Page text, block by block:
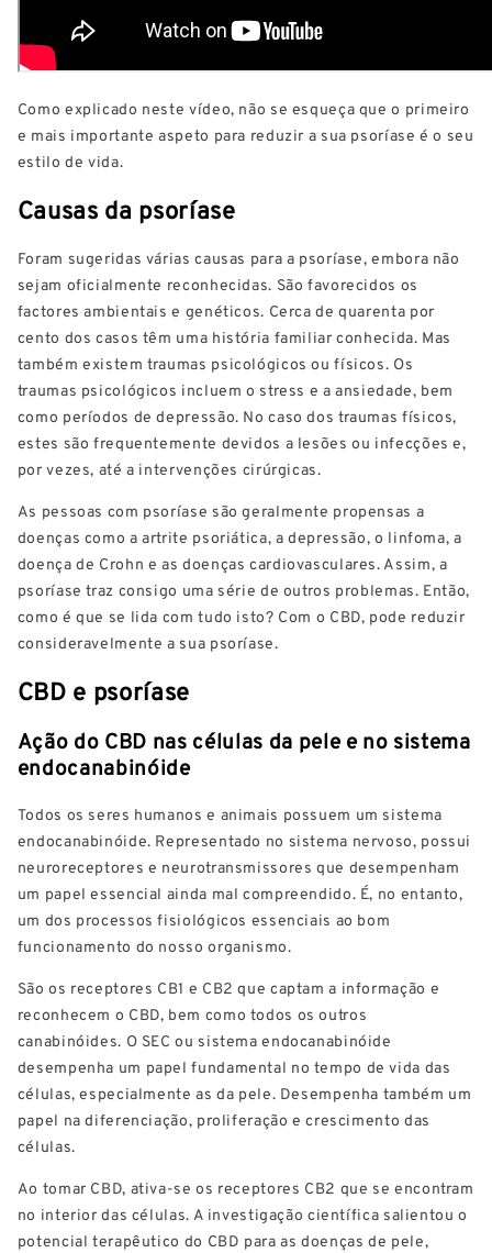
Como explicado neste vídeo, não se esqueça que o primeiro
e mais importante aspeto para reduzir a sua psoríase é o seu
estilo de vida.
Causas da psoríase
Foram sugeridas várias causas para a psoríase, embora não
sejam oficialmente reconhecidas. São favorecidos os
factores ambientais e genéticos. Cerca de quarenta por
cento dos casos têm uma história familiar conhecida. Mas
também existem traumas psicológicos ou físicos. Os
traumas psicológicos incluem o stress e a ansiedade, bem
como períodos de depressão. No caso dos traumas físicos,
estes são frequentemente devidos a lesões ou infecções e,
por vezes, até a intervenções cirúrgicas.
As pessoas com psoríase são geralmente propensas a
doenças como a artrite psoriática, a depressão, o linfoma, a
doença de Crohn e as doenças cardiovasculares. Assim, a
psoríase traz consigo uma série de outros problemas. Então,
como é que se lida com tudo isto? Com o CBD, pode reduzir
consideravelmente a sua psoríase.
CBD e psoríase
Ação do CBD nas células da pele e no sistema
endocanabinóide
Todos os seres humanos e animais possuem um sistema
endocanabinóide. Representado no sistema nervoso, possui
neuroreceptores e neurotransmissores que desempenham
um papel essencial ainda mal compreendido. É, no entanto,
um dos processos fisiológicos essenciais ao bom
funcionamento do nosso organismo.
São os receptores CB1 e CB2 que captam a informação e
reconhecem o CBD, bem como todos os outros
canabinóides. O SEC ou sistema endocanabinóide
desempenha um papel fundamental no tempo de vida das
células, especialmente as da pele. Desempenha também um
papel na diferenciação, proliferação e crescimento das
células.
Ao tomar CBD, ativa-se os receptores CB2 que se encontram
no interior das células. A investigação científica salientou o
potencial terapêutico do CBD para as doenças de pele,